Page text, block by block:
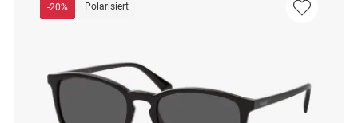
-20% Polarisiert